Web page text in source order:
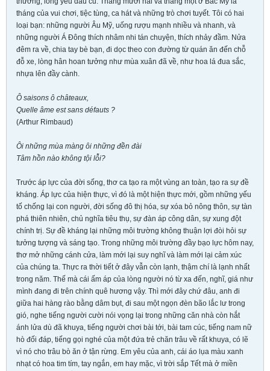
tháng của vui chơi, tiệc tùng, ca hát và những trò chơi tuyết. Tôi có hai
loại bạn: những người Âu Mỹ, uống rượu mạnh nhiều và nhanh, và
những người Á Đông thích nhâm nhi tán chuyện, thích nhảy đầm. Nửa
đêm ra về, chia tay bè bạn, đi dọc theo con đường từ quán ăn đến chỗ
đỗ xe, lòng hân hoan tưởng như mùa xuân đã về, như hoa lá đua sắc,
nhựa lên đầy cành.
Ô saisons ô châteaux,
Quelle âme est sans défauts ?
(Arthur Rimbaud)
Ôi những mùa màng ôi những đền đài
Tâm hồn nào không tội lỗi?
Trước áp lực của đời sống, thơ ca tạo ra một vùng an toàn, tạo ra sự đề
kháng. Áp lực của hiện thực, vì đó là một hiện thực mới, gồm những yếu
tố chống lại con người, đời sống đô thị hóa, sự xóa bỏ nông thôn, sự tàn
phá thiên nhiên, chủ nghĩa tiêu thụ, sự đàn áp công dân, sự xung đột
chính trị. Sự đề kháng lại những môi trường không thuận lợi đòi hỏi sự
tưởng tượng và sáng tạo. Trong những môi trường đầy bạo lực hôm nay,
thơ mở những cánh cửa, làm mới lại suy nghĩ và làm mới lại cảm xúc
của chúng ta. Thực ra thời tiết ở đây vẫn còn lạnh, thậm chí là lạnh nhất
trong năm. Thế mà cái ấm áp của lòng người nó từ xa đến, nghĩ, giá như
mình đang đi trên chính quê hương vậy. Thì mới đây chứ đâu, anh đi
giữa hai hàng rào bằng dâm bụt, đi sau một ngọn đèn bão lắc lư trong
gió, nghe tiếng người cười nói vọng lại trong những căn nhà còn hắt
ánh lửa dù đã khuya, tiếng người chơi bài tới, bài tam cúc, tiếng nam nữ
hò đối đáp, tiếng gọi nghé của một đứa trẻ chăn trâu về rất khuya, có lẽ
vì nó cho trâu bò ăn ở tận rừng. Em yêu của anh, cái áo lụa màu xanh
nhạt có hoa tim tím, tay ngắn, em hay mặc, vì trời sắp Tết mà ở miền